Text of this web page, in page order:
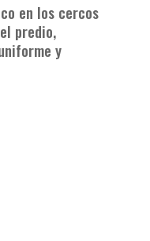
en los cercos
predio,
y